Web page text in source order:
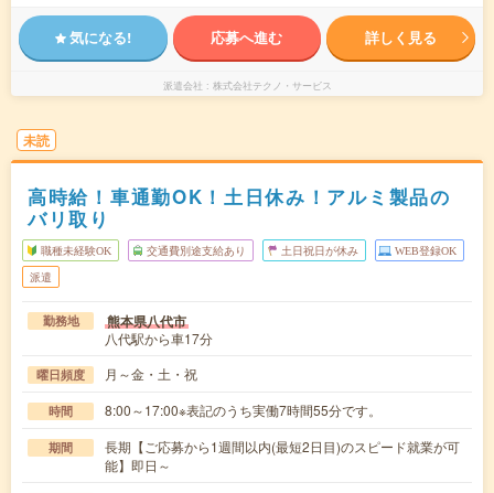
気になる! 応募へ進む 詳しく見る
派遣会社 株式会社テクノ・サービス
未読
高時給！車通勤OK！土日休み！アルミ製品の
バリ取り
職種未経験OK 交通費別途支給あり 土日祝日が休み WEB登録OK
派遣
勤務地 熊本県八代市
八代駅から車17分
曜日頻度 月～金・土・祝
時間 8:00～17:00※表記のうち実働7時間55分です。
期間
長期【ご応募から1週間以内(最短2日目)のスピード就業が可
能】即日～